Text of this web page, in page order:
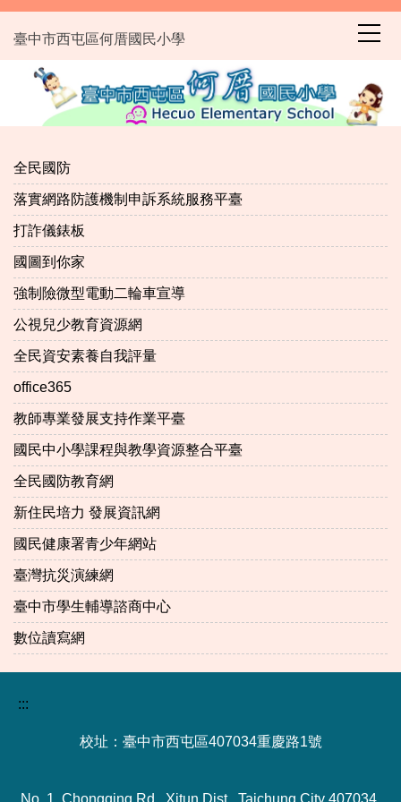
跳
到
主
臺中市西屯區何厝國民小學
全民國防
落實網路防護機制申訴系統服務平臺
打詐儀錶板
國圖到你家
強制險微型電動二輪車宣導
公視兒少教育資源網
全民資安素養自我評量
office365
教師專業發展支持作業平臺
國民中小學課程與教學資源整合平臺
全民國防教育網
新住民培力 發展資訊網
國民健康署青少年網站
臺灣抗災演練網
臺中市學生輔導諮商中心
數位讀寫網
:::
校址：臺中市西屯區407034重慶路1號
No. 1, Chongqing Rd., Xitun Dist., Taichung City 407034,